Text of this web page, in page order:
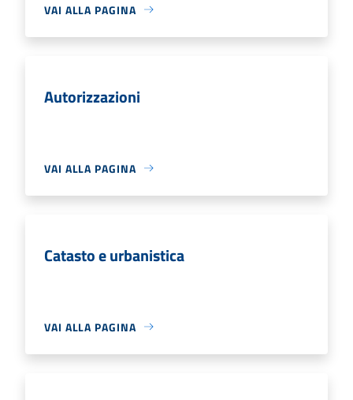
VAI ALLA PAGINA
Autorizzazioni
VAI ALLA PAGINA
Catasto e urbanistica
VAI ALLA PAGINA